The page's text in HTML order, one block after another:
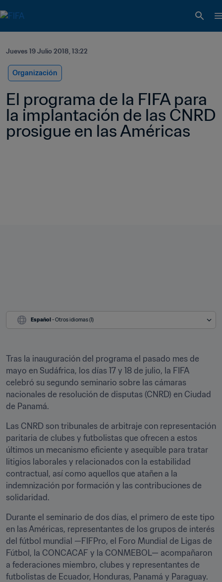
Jueves 19 Julio 2018, 13:22
Organización
El programa de la FIFA para
la implantación de las CNRD
prosigue en las Américas
Español - Otros idiomas (1)
Tras la inauguración del programa el pasado mes de
mayo en Sudáfrica, los días 17 y 18 de julio, la FIFA
celebró su segundo seminario sobre las cámaras
nacionales de resolución de disputas (CNRD) en Ciudad
de Panamá.
Las CNRD son tribunales de arbitraje con representación
paritaria de clubes y futbolistas que ofrecen a estos
últimos un mecanismo eficiente y asequible para tratar
litigios laborales y relacionados con la estabilidad
contractual, así como aquellos que atañen a la
indemnización por formación y las contribuciones de
solidaridad.
Durante el seminario de dos días, el primero de este tipo
en las Américas, representantes de los grupos de interés
del fútbol mundial —FIFPro, el Foro Mundial de Ligas de
Fútbol, la CONCACAF y la CONMEBOL— acompañaron
a federaciones miembro, clubes y representantes de
futbolistas de Ecuador, Honduras, Panamá y Paraguay.